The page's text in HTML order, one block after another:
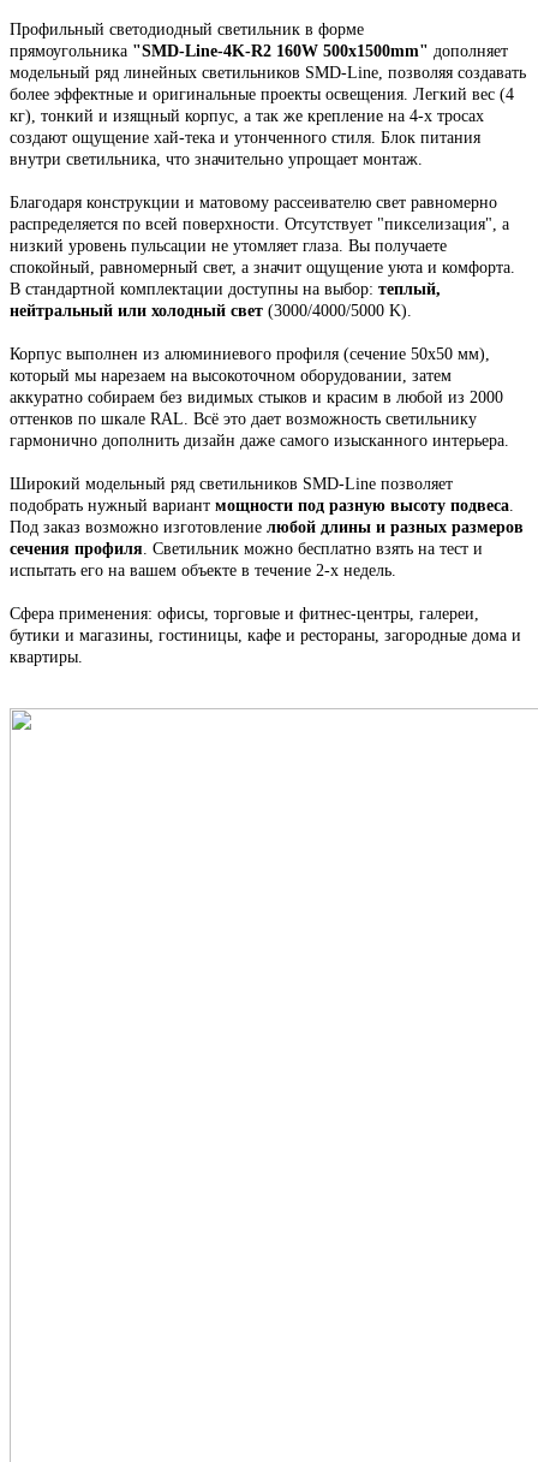
Профильный светодиодный светильник в форме
прямоугольника "SMD-Line-4K-R2 160W 500х1500mm" дополняет
модельный ряд линейных светильников SMD-Line, позволяя создавать
более эффектные и оригинальные проекты освещения. Легкий вес (4
кг), тонкий и изящный корпус, а так же крепление на 4-х тросах
создают ощущение хай-тека и утонченного стиля. Блок питания
внутри светильника, что значительно упрощает монтаж.
Благодаря конструкции и матовому рассеивателю свет равномерно
распределяется по всей поверхности. Отсутствует "пикселизация", а
низкий уровень пульсации не утомляет глаза. Вы получаете
спокойный, равномерный свет, а значит ощущение уюта и комфорта.
В стандартной комплектации доступны на выбор: теплый,
нейтральный или холодный свет (3000/4000/5000 K).
Корпус выполнен из алюминиевого профиля (сечение 50х50 мм),
который мы нарезаем на высокоточном оборудовании, затем
аккуратно собираем без видимых стыков и красим в любой из 2000
оттенков по шкале RAL. Всё это дает возможность светильнику
гармонично дополнить дизайн даже самого изысканного интерьера.
Широкий модельный ряд светильников SMD-Line позволяет
подобрать нужный вариант мощности под разную высоту подвеса.
Под заказ возможно изготовление любой длины и разных размеров
сечения профиля. Светильник можно бесплатно взять на тест и
испытать его на вашем объекте в течение 2-х недель.
Сфера применения: офисы, торговые и фитнес-центры, галереи,
бутики и магазины, гостиницы, кафе и рестораны, загородные дома и
квартиры.